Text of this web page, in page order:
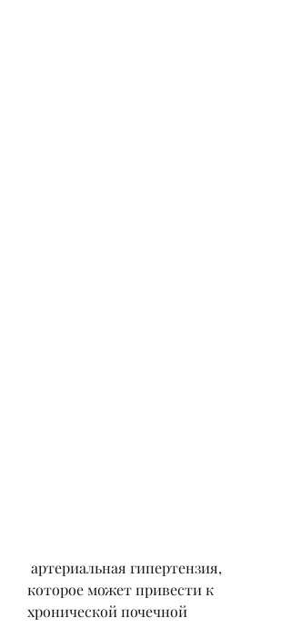
которое может привести к
хронической почечной